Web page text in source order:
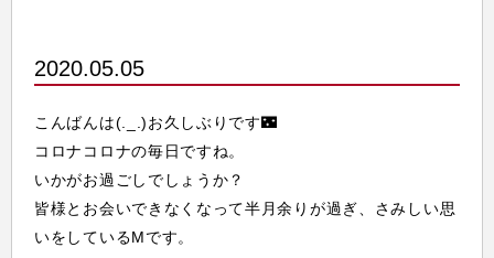
2020.05.05
こんばんは(._.)お久しぶりです🌃
コロナコロナの毎日ですね。
いかがお過ごしでしょうか？
皆様とお会いできなくなって半月余りが過ぎ、さみしい思
いをしているMです。